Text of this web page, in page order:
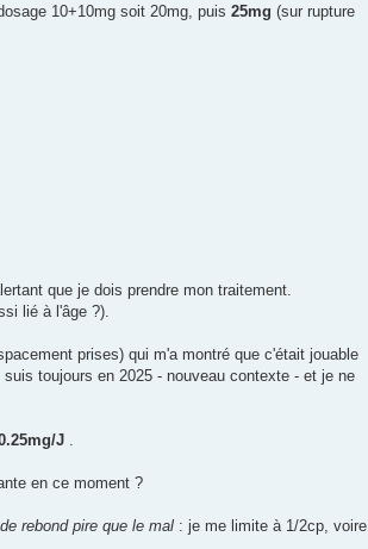
10+10mg soit 20mg, puis 25mg (sur rupture
que je dois prendre mon traitement.
lié à l'âge ?).
prises) qui m'a montré que c'était jouable
toujours en 2025 - nouveau contexte - et je ne
J
en ce moment ?
rebond pire que le mal : je me limite à 1/2cp, voire